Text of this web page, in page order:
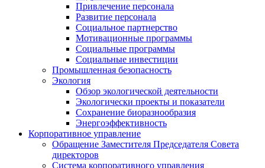
Привлечение персонала
Развитие персонала
Социальное партнерство
Мотивационные программы
Социальные программы
Социальные инвестиции
Промышленная безопасность
Экология
Обзор экологической деятельности
Экологически проекты и показатели
Сохранение биоразнообразия
Энергоэффективность
Корпоративное управление
Обращение Заместителя Председателя Совета
директоров
Система корпоративного управления